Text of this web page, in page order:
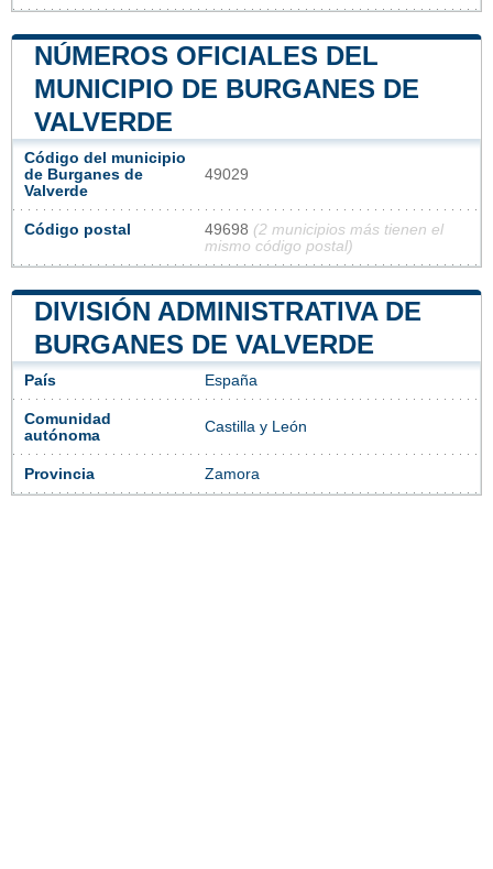
NÚMEROS OFICIALES DEL
MUNICIPIO DE BURGANES DE
VALVERDE
Código del municipio
de Burganes de
Valverde
49029
Código postal 49698 (2 municipios más tienen el
mismo código postal)
DIVISIÓN ADMINISTRATIVA DE
BURGANES DE VALVERDE
País España
Comunidad
autónoma
Castilla y León
Provincia Zamora